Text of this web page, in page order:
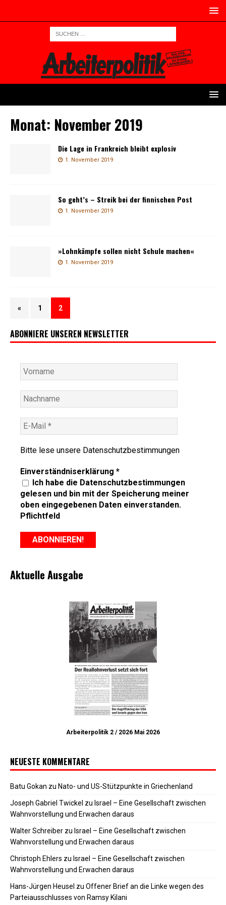
Monat: November 2019
Die Lage in Frankreich bleibt explosiv
1. November 2019
So geht’s – Streik bei der finnischen Post
1. November 2019
»Lohnkämpfe sollen nicht Schule machen«
1. November 2019
« 1 2
ABONNIERE UNSEREN NEWSLETTER
Bitte lese unsere Datenschutzbestimmungen
Einverständniserklärung *
Ich habe die Datenschutzbestimmungen
gelesen und bin mit der Speicherung meiner
oben eingegebenen Daten einverstanden.
Pflichtfeld
Aktuelle Ausgabe
Arbeiterpolitik 2 / 2026 Mai 2026
NEUESTE KOMMENTARE
Batu Gokan zu Nato- und US-Stützpunkte in Griechenland
Joseph Gabriel Twickel zu Israel – Eine Gesellschaft zwischen
Wahnvorstellung und Erwachen daraus
Walter Schreiber zu Israel – Eine Gesellschaft zwischen
Wahnvorstellung und Erwachen daraus
Christoph Ehlers zu Israel – Eine Gesellschaft zwischen
Wahnvorstellung und Erwachen daraus
Hans-Jürgen Heusel zu Offener Brief an die Linke wegen des
Parteiausschlusses von Ramsy Kilani